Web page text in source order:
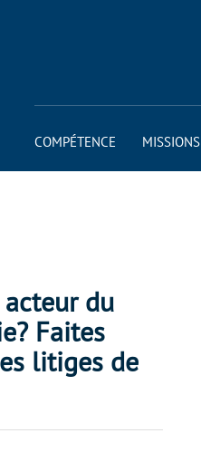
COMPÉTENCE MISSIONS
du
Faites
litiges de